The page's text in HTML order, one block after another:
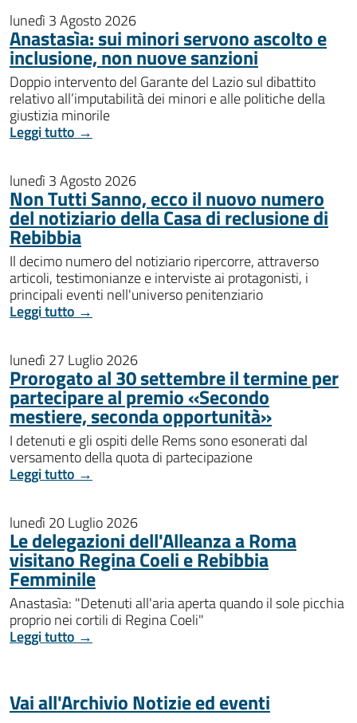
lunedì 3 Agosto 2026
Anastasìa: sui minori servono ascolto e
inclusione, non nuove sanzioni
Doppio intervento del Garante del Lazio sul dibattito
relativo all’imputabilità dei minori e alle politiche della
giustizia minorile
Leggi tutto →
lunedì 3 Agosto 2026
Non Tutti Sanno, ecco il nuovo numero
del notiziario della Casa di reclusione di
Rebibbia
Il decimo numero del notiziario ripercorre, attraverso
articoli, testimonianze e interviste ai protagonisti, i
principali eventi nell'universo penitenziario
Leggi tutto →
lunedì 27 Luglio 2026
Prorogato al 30 settembre il termine per
partecipare al premio «Secondo
mestiere, seconda opportunità»
I detenuti e gli ospiti delle Rems sono esonerati dal
versamento della quota di partecipazione
Leggi tutto →
lunedì 20 Luglio 2026
Le delegazioni dell'Alleanza a Roma
visitano Regina Coeli e Rebibbia
Femminile
Anastasìa: "Detenuti all'aria aperta quando il sole picchia
proprio nei cortili di Regina Coeli"
Leggi tutto →
Vai all'Archivio Notizie ed eventi